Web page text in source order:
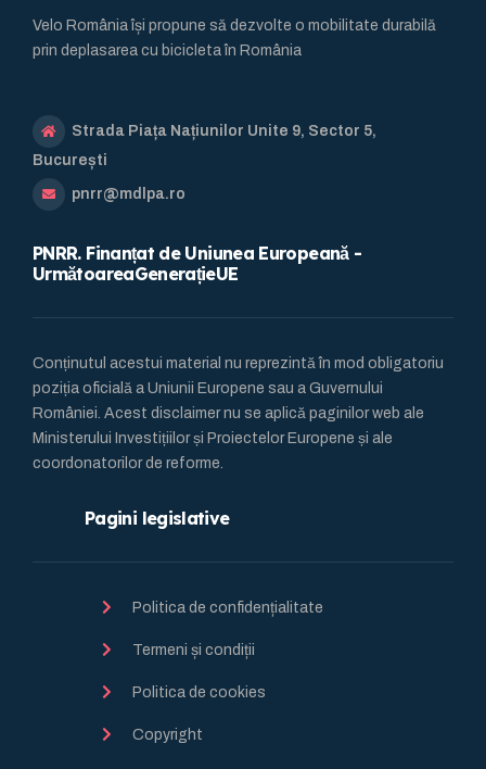
Velo România își propune să dezvolte o mobilitate durabilă
prin deplasarea cu bicicleta în România
Strada Piața Națiunilor Unite 9, Sector 5,
București
pnrr@mdlpa.ro
PNRR. Finanțat de Uniunea Europeană -
UrmătoareaGenerațieUE
Conținutul acestui material nu reprezintă în mod obligatoriu
poziția oficială a Uniunii Europene sau a Guvernului
României. Acest disclaimer nu se aplică paginilor web ale
Ministerului Investițiilor și Proiectelor Europene și ale
coordonatorilor de reforme.
Pagini legislative
Politica de confidențialitate
Termeni și condiții
Politica de cookies
Copyright